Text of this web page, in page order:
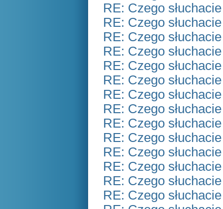
RE: Czego
RE: Czego
RE: Czego
RE: Czego
RE: Czego
RE: Czego
RE: Czego
RE: Czego
RE: Czego
RE: Czego
RE: Czego
RE: Czego
RE: Czego
RE: Czego